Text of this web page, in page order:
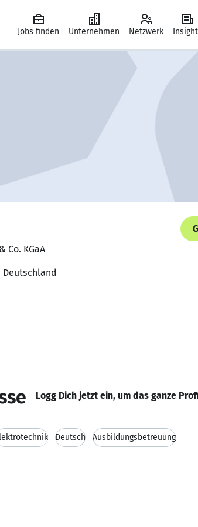
Jobs finden Unternehmen Netzwerk
Co. KGaA
Deutschland
Logg Dich jetzt ein, um das ganze
Deutsch Ausbildungsbetreuung